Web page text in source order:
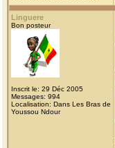
Linguere
Bon posteur
Inscrit le: 29 Déc 2005
Messages: 994
Localisation: Dans Les Bras de
Youssou Ndour